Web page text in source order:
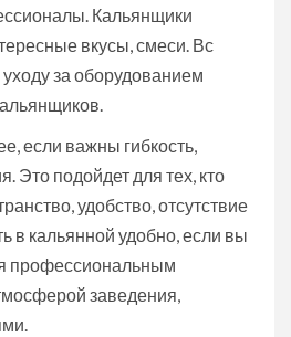
Кальянщики
вкусы, смеси. Вс
за оборудованием
если важны гибкость,
Это подойдет для тех, кто
удобство, отсутствие
в кальянной удобно, если вы
профессиональным
заведения,